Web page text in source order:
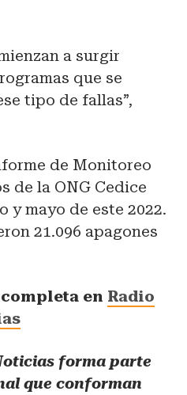
a surgir
que se
tipo de fallas”,
de Monitoreo
de la ONG Cedice
y mayo de este 2022.
21.096 apagones
en Radio
forma parte
que conforman